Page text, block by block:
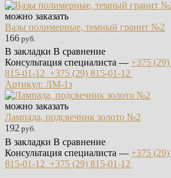
можно заказать
Вазы полимерные, темный гранит №2
166 руб.
В закладки В сравнение
Консультация специалиста — +375 (29)
815-01-12 +375 (29) 815-01-12
Артикул: ЛМ-1з
можно заказать
Лампада, подсвечник золото №2
192 руб.
В закладки В сравнение
Консультация специалиста — +375 (29)
815-01-12 +375 (29) 815-01-12